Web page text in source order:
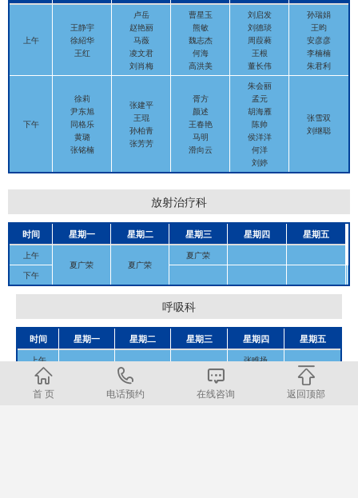
上午
王静宇
徐紹华
王红
卢岳
赵艳丽
马薇
凌文君
刘肖梅
曹星玉
熊敏
魏志杰
何海
高洪美
刘启发
刘德琰
周葭蕤
王根
董长伟
孙瑞娟
王昀
安彦彦
李楠楠
朱君利
下午
徐莉
尹东旭
同格乐
黄璐
张铭楠
张建平
王琨
孙柏青
张芳芳
胥方
颜述
王春艳
马明
滑向云
朱会丽
孟元
胡海雁
陈帅
侯洋洋
何洋
刘婷
张雪双
刘继聪
放射治疗科
时间 星期一 星期二 星期三 星期四 星期五
上午
夏广荣
夏广荣
夏广荣
下午
呼吸科
时间 星期一 星期二 星期三 星期四 星期五
上午 张睢扬
首 页 电话预约 在线咨询 返回顶部